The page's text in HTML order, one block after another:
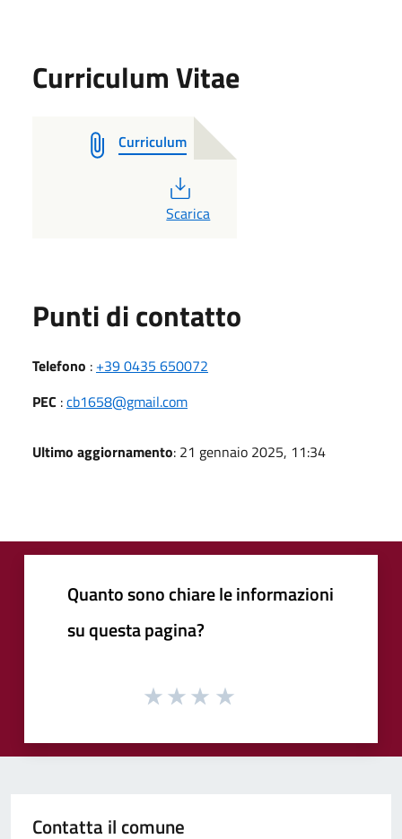
Curriculum Vitae
Curriculum
PDF
Scarica
Punti di contatto
Telefono : +39 0435 650072
PEC :cb1658@gmail.com
Ultimo aggiornamento: 21 gennaio 2025, 11:34
Quanto sono chiare le informazioni
su questa pagina?
Contatta il comune